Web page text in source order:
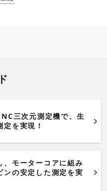
三次元測定機で、生
を実現！
、モーターコアに組み
ンの安定した測定を実